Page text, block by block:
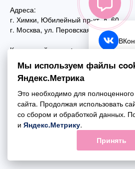
Адреса:
г. Химки, Юбилейный пр-кт, д. 60
г. Москва, ул. Перовская, д. 59
Контактный номер:
+7 (495) 970-44-75
Почта:
mail@esta-fiesta.ru
Режим работы интернет-магазина:
ПН-ВС с 09:00 до 21:00
Мы используем файлы
Яндекс.Метрика
Это необходимо для
сайта. Продолжая использовать
со сбором и обработкой данных.
и Яндекс.Метрику.
Принять